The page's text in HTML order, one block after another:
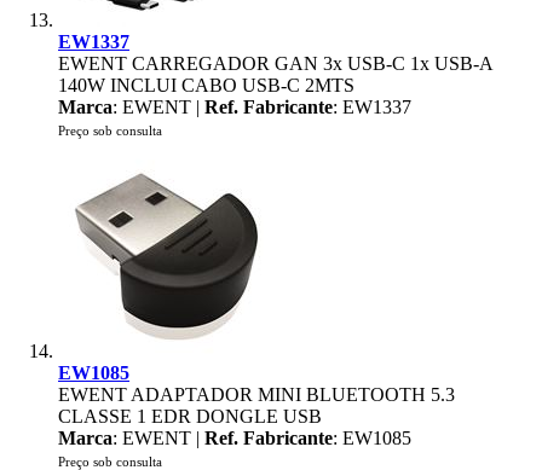
EW1337
EWENT CARREGADOR GAN 3x USB-C 1x USB-A
140W INCLUI CABO USB-C 2MTS
Marca: EWENT | Ref. Fabricante: EW1337
Preço sob consulta
EW1085
EWENT ADAPTADOR MINI BLUETOOTH 5.3
CLASSE 1 EDR DONGLE USB
Marca: EWENT | Ref. Fabricante: EW1085
Preço sob consulta